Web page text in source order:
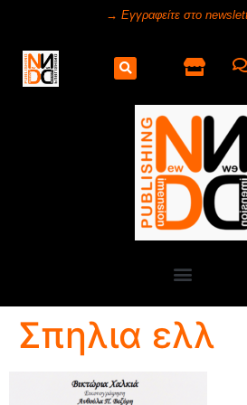
→ Εγγραφείτε στο
Σπηλια ελλ